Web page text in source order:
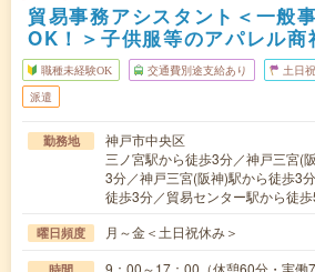
貿易事務アシスタント＜一般
OK！＞子供服等のアパレル商
職種未経験OK 交通費別途支給あり 土日
派遣
勤務地
神戸市中央区
三ノ宮駅から徒歩3分／神戸三宮(
3分／神戸三宮(阪神)駅から徒歩3
徒歩3分／貿易センター駅から徒
曜日頻度 月～金＜土日祝休み＞
9：00～17：00（休憩60分・実働